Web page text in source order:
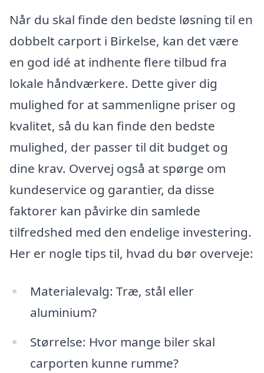
Når du skal finde den bedste løsning til en
dobbelt carport i Birkelse, kan det være
en god idé at indhente flere tilbud fra
lokale håndværkere. Dette giver dig
mulighed for at sammenligne priser og
kvalitet, så du kan finde den bedste
mulighed, der passer til dit budget og
dine krav. Overvej også at spørge om
kundeservice og garantier, da disse
faktorer kan påvirke din samlede
tilfredshed med den endelige investering.
Her er nogle tips til, hvad du bør overveje:
Materialevalg: Træ, stål eller
aluminium?
Størrelse: Hvor mange biler skal
carporten kunne rumme?